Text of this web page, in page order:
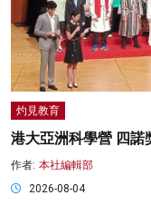
灼見教育
港大亞洲科學營 四諾
作者: 本社編輯部
2026-08-04